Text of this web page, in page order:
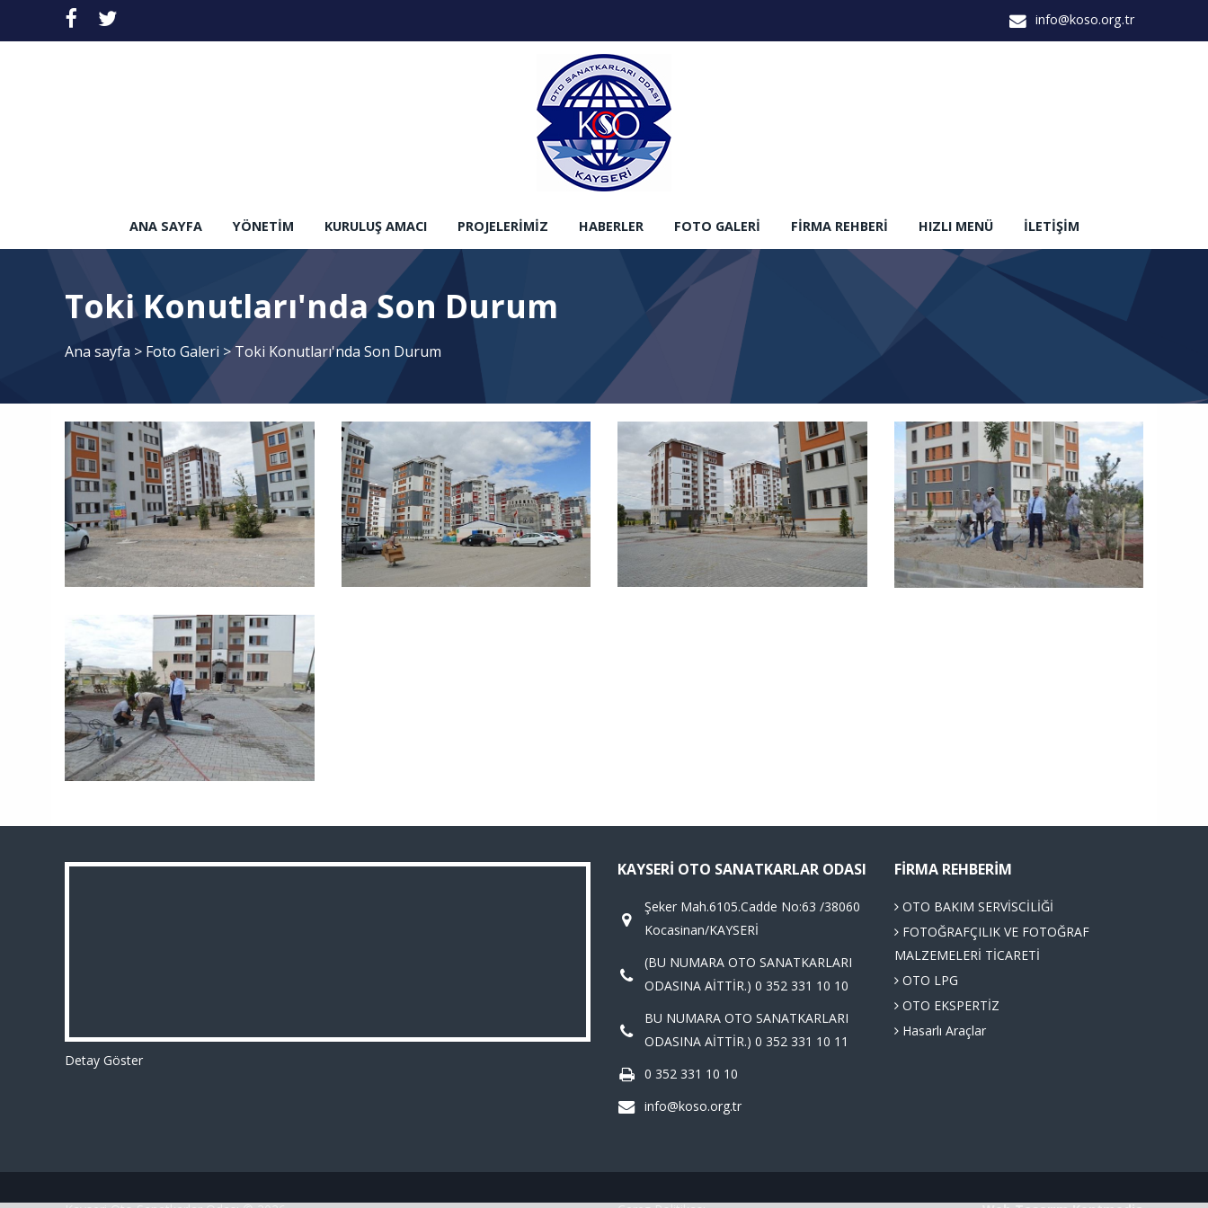
info@koso.org.tr
ANA SAYFA YÖNETIM KURULUŞ AMACI PROJELERIMIZ HABERLER FOTO GALERI FIRMA REHBERI HIZLI MENÜ İLETIŞIM
Toki Konutları'nda Son Durum
Ana sayfa > Foto Galeri >Toki Konutları'nda Son Durum
Detay Göster
KAYSERI OTO SANATKARLAR ODASI
Şeker Mah.6105.Cadde No:63 /38060
Kocasinan/KAYSERİ
(BU NUMARA OTO SANATKARLARI
ODASINA AİTTİR.) 0 352 331 10 10
BU NUMARA OTO SANATKARLARI
ODASINA AİTTİR.) 0 352 331 10 11
0 352 331 10 10
info@koso.org.tr
FIRMA REHBERIM
OTO BAKIM SERVİSCİLİĞİ
FOTOĞRAFÇILIK VE FOTOĞRAF
MALZEMELERİ TİCARETİ
OTO LPG
OTO EKSPERTİZ
Hasarlı Araçlar